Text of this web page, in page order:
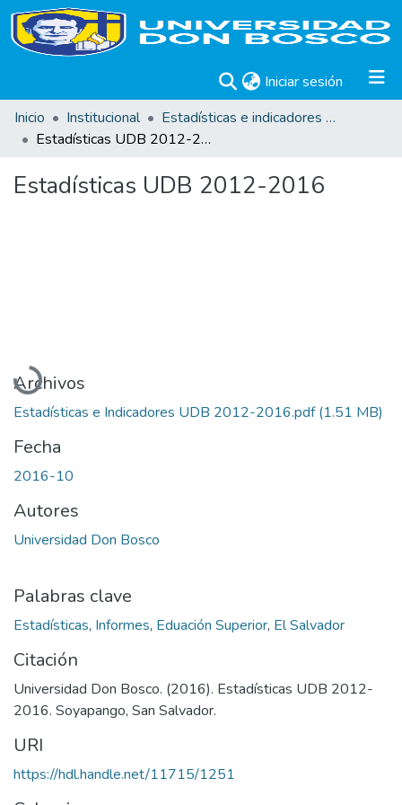
Iniciar sesión (current)
Inicio
Institucional
Estadísticas e indicadores UDB
Estadísticas UDB 2012-2016
Estadísticas UDB 2012-2016
Cargando...
Archivos
Estadísticas e Indicadores UDB 2012-2016.pdf(1.51 MB)
Fecha
2016-10
Autores
Universidad Don Bosco
Palabras clave
Estadísticas, Informes, Eduación Superior, El Salvador
Citación
Universidad Don Bosco. (2016). Estadísticas UDB 2012-
2016. Soyapango, San Salvador.
URI
https://hdl.handle.net/11715/1251